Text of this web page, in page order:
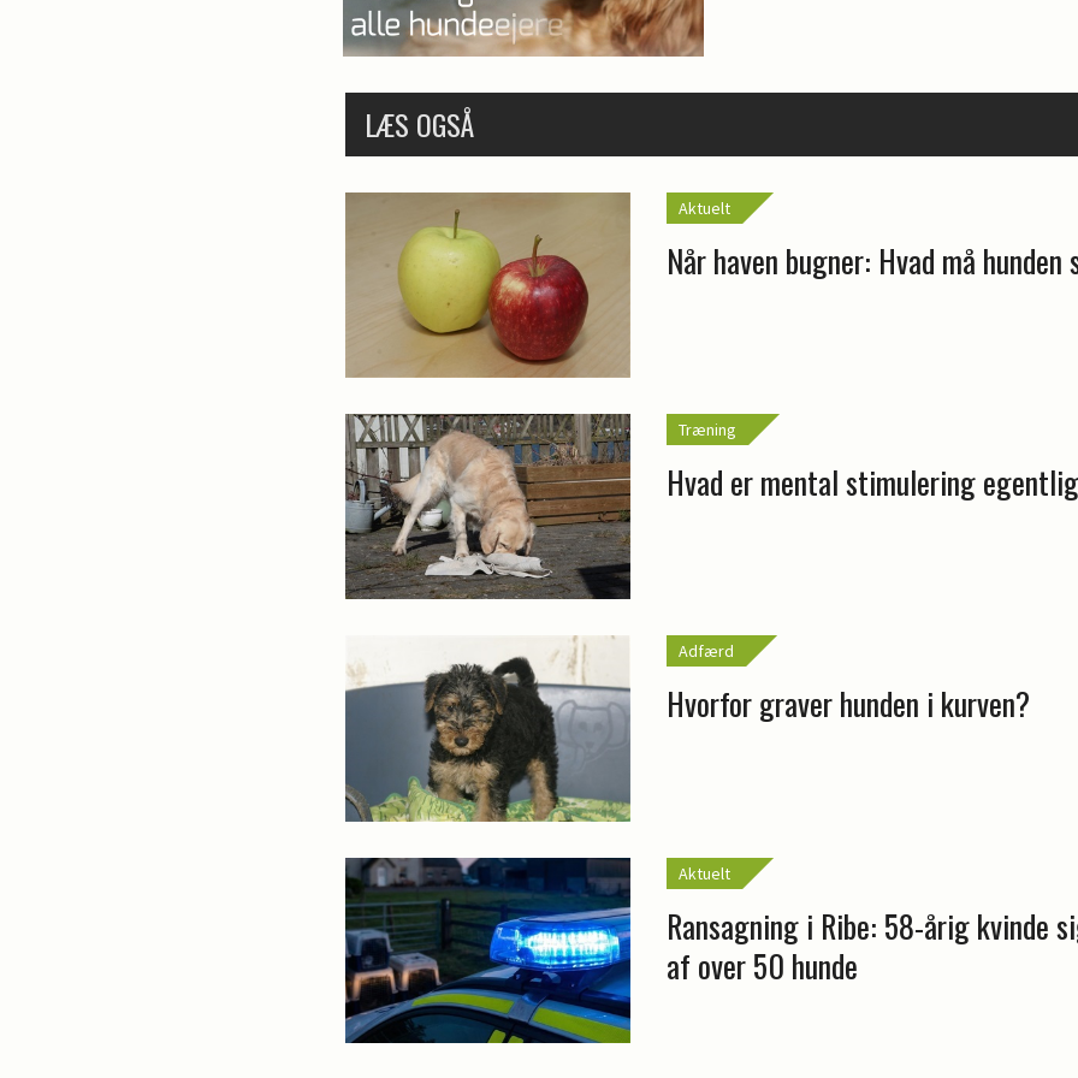
LÆS OGSÅ
Aktuelt
Når haven bugner: Hvad må hunden
Træning
Hvad er mental stimulering
Adfærd
Hvorfor graver hunden i kurven?
Aktuelt
Ransagning i Ribe: 58-årig kvinde
af over 50 hunde